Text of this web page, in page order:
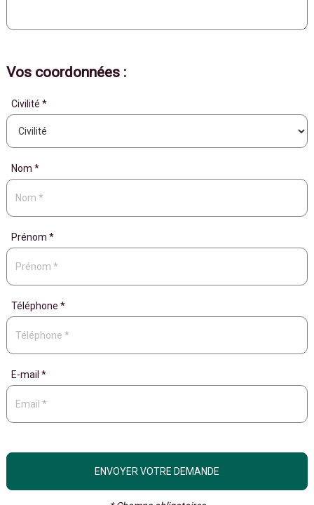
Vos coordonnées :
Civilité *
Nom *
Prénom *
Téléphone *
E-mail *